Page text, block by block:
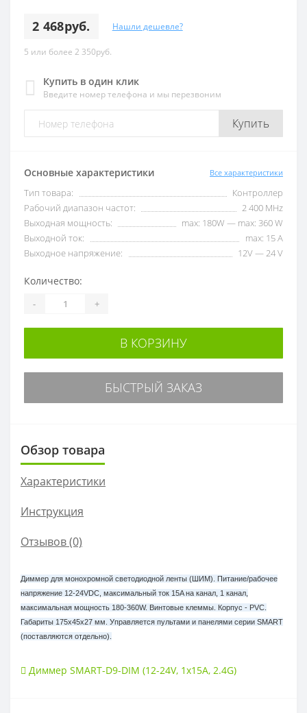
2 468руб. Нашли дешевле?
5 или более 2 350руб.
Купить в один клик
Введите номер телефона и мы перезвоним
Купить
Основные характеристики Все характеристики
Тип товара:
Контроллер
Рабочий диапазон частот:
2 400 MHz
Выходная мощность:
max: 180W — max: 360 W
Выходной ток:
max: 15 A
Выходное напряжение:
12V — 24 V
Количество:
- +
В КОРЗИНУ
БЫСТРЫЙ ЗАКАЗ
Обзор товара
Характеристики
Инструкция
Отзывов (0)
Диммер для монохромной светодиодной ленты (ШИМ). Питание/рабочее
напряжение 12-24VDC, максимальный ток 15A на канал, 1 канал,
максимальная мощность 180-360W. Винтовые клеммы. Корпус - PVC.
Габариты 175x45x27 мм. Управляется пультами и панелями серии SMART
(поставляются отдельно).
Диммер SMART-D9-DIM (12-24V, 1x15A, 2.4G)